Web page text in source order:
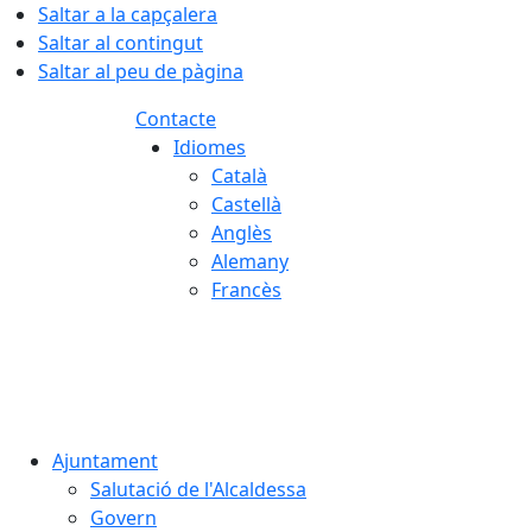
Saltar a la capçalera
Saltar al contingut
Saltar al peu de pàgina
Contacte
Idiomes
Català
Castellà
Anglès
Alemany
Francès
Ajuntament
Salutació de l'Alcaldessa
Govern